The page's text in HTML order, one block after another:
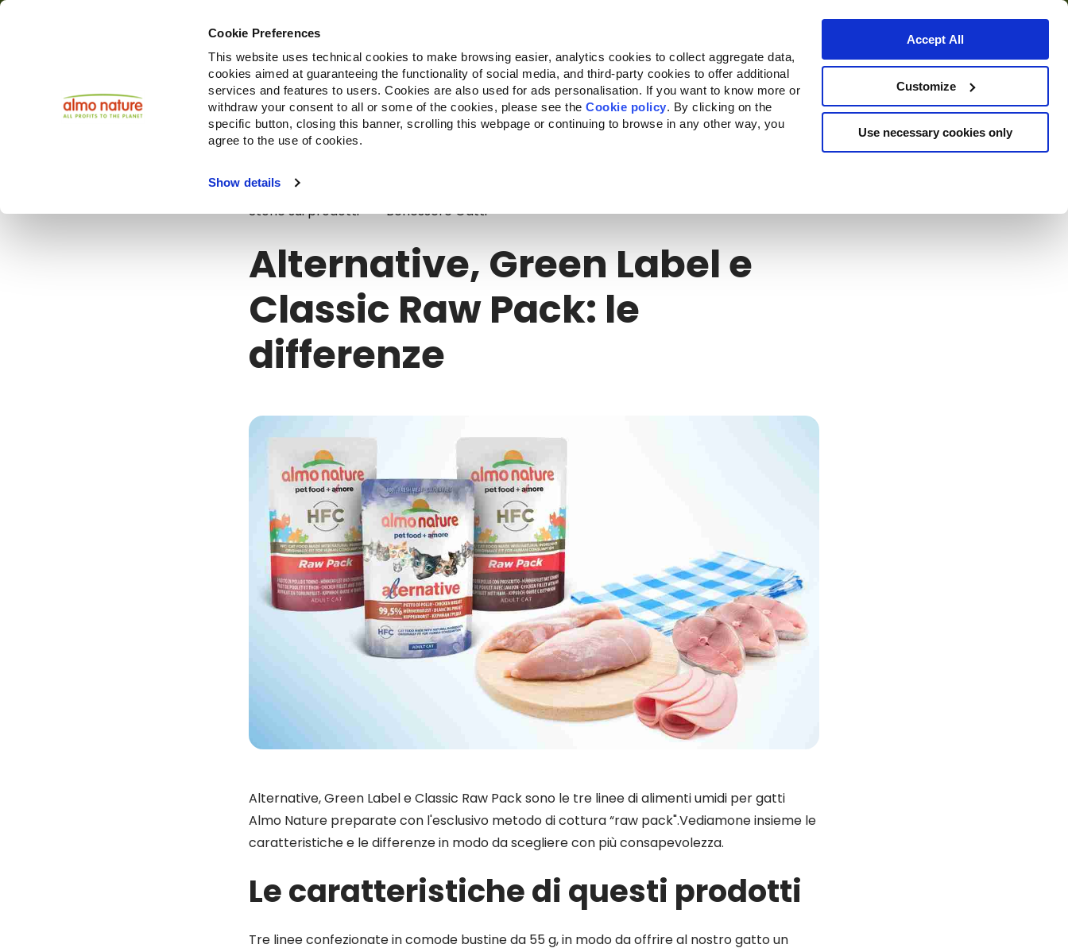
Cookie Preferences
This website uses technical cookies to make browsing easier, analytics cookies to collect aggregate data,
cookies aimed at guaranteeing the functionality of social media, and third-party cookies to offer additional
services and features to users. Cookies are also used for ads personalisation. If you want to know more or
withdraw your consent to all or some of the cookies, please see theCookie policy. By clicking on the
specific button, closing this banner, scrolling this webpage or continuing to browse in any other way, you
agree to the use of cookies.
Show details
Accept All
Customize
Use necessary cookies only
Prodotti Companion for Life Bando Companion for Life Chi siamo Dove acquistare
Storie sui prodotti Benessere Gatti
Alternative, Green Label e
Classic Raw Pack: le
differenze
Alternative, Green Label e Classic Raw Pack sono le tre linee di alimenti umidi per gatti
Almo Nature preparate con l'esclusivo metodo di cottura “raw pack".Vediamone insieme le
caratteristiche e le differenze in modo da scegliere con più consapevolezza.
Le caratteristiche di questi prodotti
Tre linee confezionate in comode bustine da 55 g, in modo da offrire al nostro gatto un